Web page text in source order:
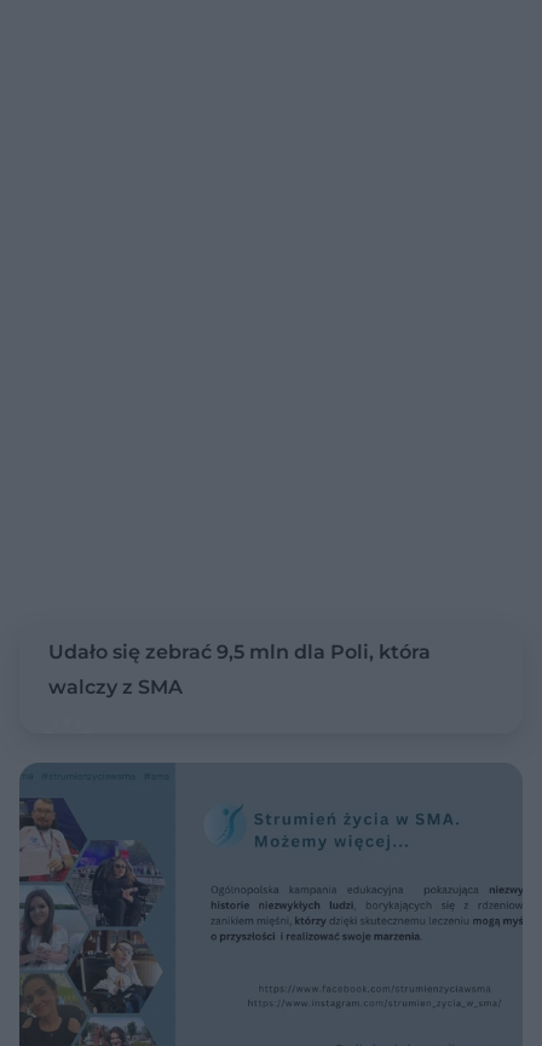
Udało się zebrać 9,5 mln dla Poli, która
walczy z SMA